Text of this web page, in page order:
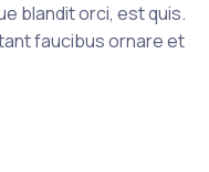
blandit orci, est quis.
faucibus ornare et